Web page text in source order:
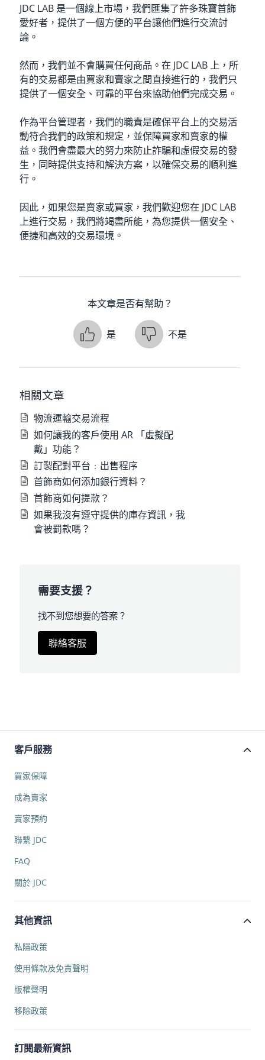
JDC LAB 是一個線上市場，我們匯集了許多珠寶首飾
愛好者，提供了一個方便的平台讓他們進行交流討
論。
然而，我們並不會購買任何商品。在 JDC LAB 上，所
有的交易都是由買家和賣家之間直接進行的，我們只
提供了一個安全、可靠的平台來協助他們完成交易。
作為平台管理者，我們的職責是確保平台上的交易活
動符合我們的政策和規定，並保障買家和賣家的權
益。我們會盡最大的努力來防止詐騙和虛假交易的發
生，同時提供支持和解決方案，以確保交易的順利進
行。
因此，如果您是賣家或買家，我們歡迎您在 JDC LAB
上進行交易，我們將竭盡所能，為您提供一個安全、
便捷和高效的交易環境。
本文章是否有幫助？
是 不是
相關文章
物流運輸交易流程
如何讓我的客戶使用 AR 「虛擬配
戴」功能？
訂製配對平台﹕出售程序
首飾商如何添加銀行資料？
首飾商如何提款？
如果我沒有遵守提供的庫存資訊，我
會被罰款嗎？
需要支援？
找不到您想要的答案？
聯絡客服
客戶服務
買家保障
成為賣家
賣家預約
聯繫 JDC
FAQ
關於 JDC
其他資訊
私隱政策
使用條款及免責聲明
版權聲明
移除政策
訂閱最新資訊